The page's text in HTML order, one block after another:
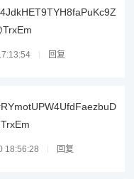
回复
18:56:28 回复